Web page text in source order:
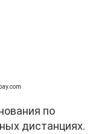
по
дистанциях.